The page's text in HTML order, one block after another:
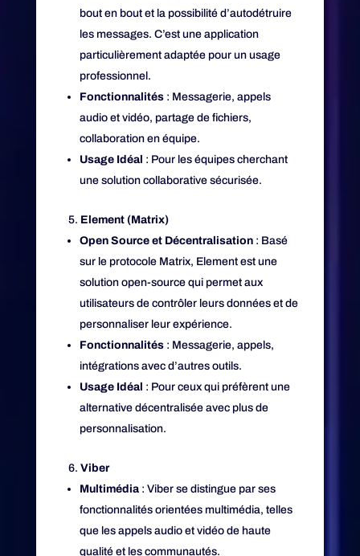
bout en bout et la possibilité d’autodétruire
les messages. C’est une application
particulièrement adaptée pour un usage
professionnel.
Fonctionnalités: Messagerie, appels
audio et vidéo, partage de fichiers,
collaboration en équipe.
Usage Idéal : Pour les équipes cherchant
une solution collaborative sécurisée.
Element (Matrix)
Open Source et Décentralisation: Basé
sur le protocole Matrix, Element est une
solution open-source qui permet aux
utilisateurs de contrôler leurs données et de
personnaliser leur expérience.
Fonctionnalités: Messagerie, appels,
intégrations avec d’autres outils.
Usage Idéal : Pour ceux qui préfèrent une
alternative décentralisée avec plus de
personnalisation.
Viber
Multimédia: Viber se distingue par ses
fonctionnalités orientées multimédia, telles
que les appels audio et vidéo de haute
qualité et les communautés.